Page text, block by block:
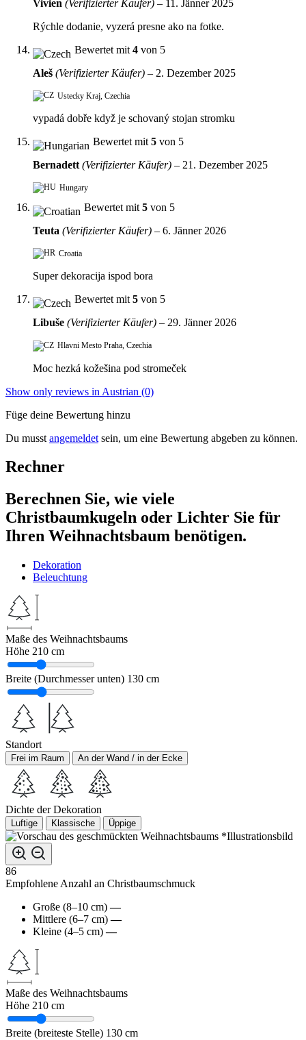
Vivien (Verifizierter Käufer) – 11. Jänner 2025
Rýchle dodanie, vyzerá presne ako na fotke.
Bewertet mit 4 von 5
Aleš (Verifizierter Käufer) – 2. Dezember 2025
Ustecky Kraj, Czechia
vypadá dobře když je schovaný stojan stromku
Bewertet mit 5 von 5
Bernadett (Verifizierter Käufer) – 21. Dezember 2025
Hungary
Bewertet mit 5 von 5
Teuta (Verifizierter Käufer) – 6. Jänner 2026
Croatia
Super dekoracija ispod bora
Bewertet mit 5 von 5
Libuše (Verifizierter Käufer) – 29. Jänner 2026
Hlavni Mesto Praha, Czechia
Moc hezká kožešina pod stromeček
Show only reviews in Austrian (0)
Füge deine Bewertung hinzu
Du musst angemeldet sein, um eine Bewertung abgeben zu können.
Rechner
Berechnen Sie, wie viele
Christbaumkugeln oder Lichter Sie für
Ihren Weihnachtsbaum benötigen.
Dekoration
Beleuchtung
Maße des Weihnachtsbaums
Höhe 210 cm
Breite (Durchmesser unten) 130 cm
Standort
Frei im Raum An der Wand / in der Ecke
Dichte der Dekoration
Luftige Klassische Üppige
*Illustrationsbild
86
Empfohlene Anzahl an Christbaumschmuck
Große (8–10 cm) —
Mittlere (6–7 cm) —
Kleine (4–5 cm) —
Maße des Weihnachtsbaums
Höhe 210 cm
Breite (breiteste Stelle) 130 cm